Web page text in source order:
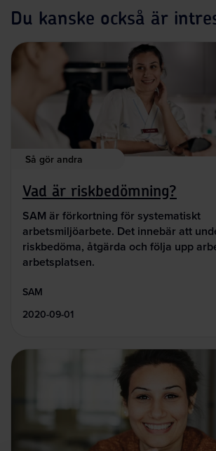
Du kanske också är
Så gör andra
Vad är riskbedömning?
SAM är förkortning för systematiskt
arbetsmiljöarbete. Det innebär att
riskbedöma, åtgärda och följa upp
arbetsplatsen.
SAM
2020-09-01